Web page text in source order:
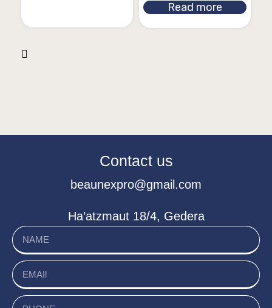
Read more
Contact us
beaunexpro@gmail.com
Ha’atzmaut 18/4, Gedera